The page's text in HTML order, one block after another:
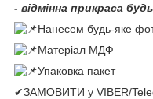
- відмінна прикраса
Нанесем будь-яке
Матеріал МДФ
Упаковка пакет
✔ЗАМОВИТИ у VIBER/